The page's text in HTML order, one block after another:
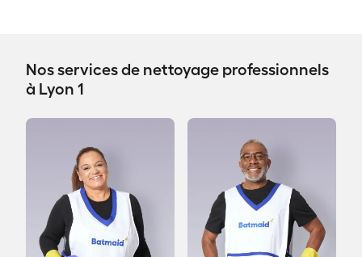
Nos services de nettoyage professionnels
à Lyon 1